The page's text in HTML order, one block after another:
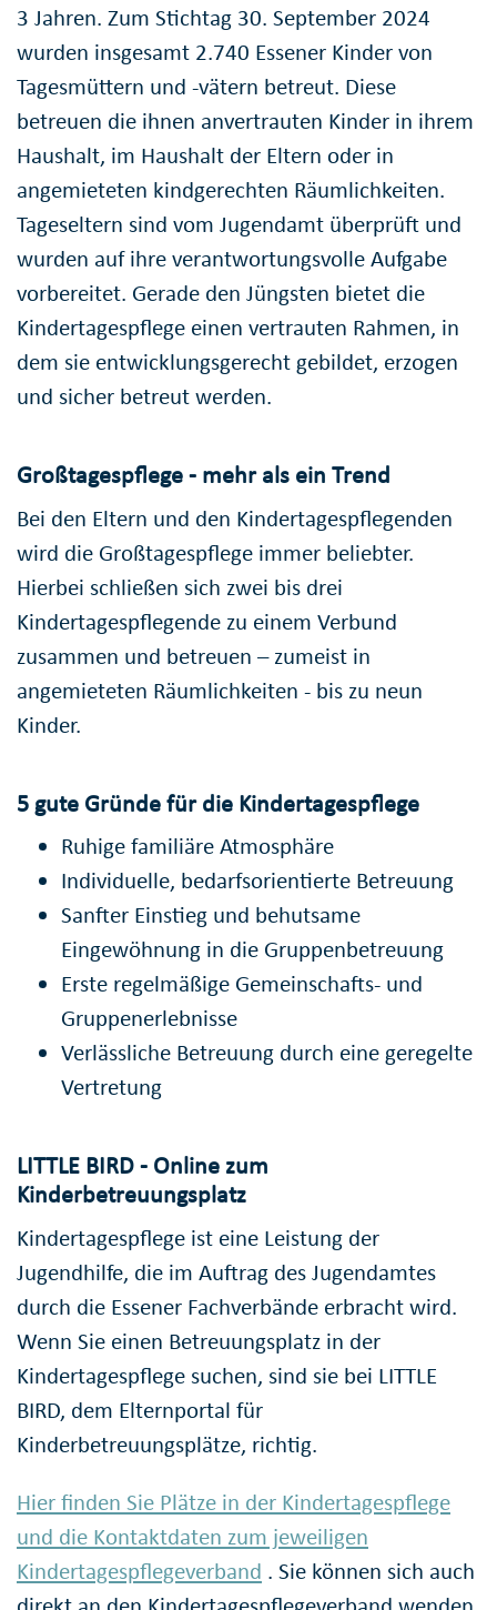
3 Jahren. Zum Stichtag 30. September 2024
wurden insgesamt 2.740 Essener Kinder von
Tagesmüttern und -vätern betreut. Diese
betreuen die ihnen anvertrauten Kinder in ihrem
Haushalt, im Haushalt der Eltern oder in
angemieteten kindgerechten Räumlichkeiten.
Tageseltern sind vom Jugendamt überprüft und
wurden auf ihre verantwortungsvolle Aufgabe
vorbereitet. Gerade den Jüngsten bietet die
Kindertagespflege einen vertrauten Rahmen, in
dem sie entwicklungsgerecht gebildet, erzogen
und sicher betreut werden.
Großtagespflege - mehr als ein Trend
Bei den Eltern und den Kindertagespflegenden
wird die Großtagespflege immer beliebter.
Hierbei schließen sich zwei bis drei
Kindertagespflegende zu einem Verbund
zusammen und betreuen – zumeist in
angemieteten Räumlichkeiten - bis zu neun
Kinder.
5 gute Gründe für die Kindertagespflege
Ruhige familiäre Atmosphäre
Individuelle, bedarfsorientierte Betreuung
Sanfter Einstieg und behutsame
Eingewöhnung in die Gruppenbetreuung
Erste regelmäßige Gemeinschafts- und
Gruppenerlebnisse
Verlässliche Betreuung durch eine geregelte
Vertretung
LITTLE BIRD - Online zum
Kinderbetreuungsplatz
Kindertagespflege ist eine Leistung der
Jugendhilfe, die im Auftrag des Jugendamtes
durch die Essener Fachverbände erbracht wird.
Wenn Sie einen Betreuungsplatz in der
Kindertagespflege suchen, sind sie bei LITTLE
BIRD, dem Elternportal für
Kinderbetreuungsplätze, richtig.
Hier finden Sie Plätze in der Kindertagespflege
und die Kontaktdaten zum jeweiligen
Kindertagespflegeverband . Sie können sich auch